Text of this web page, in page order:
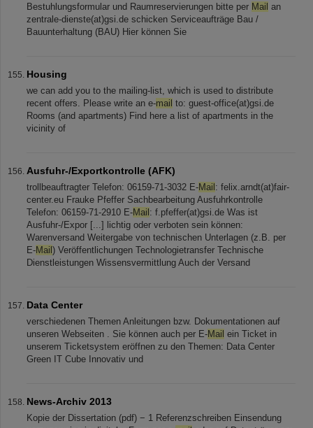
Bestuhlungsformular und Raumreservierungen bitte per Mail an
zentrale-dienste(at)gsi.de schicken Serviceaufträge Bau /
Bauunterhaltung (BAU) Hier können Sie
Housing
we can add you to the mailing-list, which is used to distribute
recent offers. Please write an e-mail to: guest-office(at)gsi.de
Rooms (and apartments) Find here a list of apartments in the
vicinity of
Ausfuhr-/Exportkontrolle (AFK)
trollbeauftragter Telefon: 06159-71-3032 E-Mail : felix.arndt(at)fair-
center.eu Frauke Pfeffer Sachbearbeitung Ausfuhrkontrolle
Telefon: 06159-71-2910 E-Mail : f.pfeffer(at)gsi.de Was ist
Ausfuhr-/Expor [...] lichtig oder verboten sein können:
Warenversand Weitergabe von technischen Unterlagen (z.B. per
E-Mail ) Veröffentlichungen Technologietransfer Technische
Dienstleistungen Wissensvermittlung Auch der Versand
Data Center
verschiedenen Themen Anleitungen bzw. Dokumentationen auf
unseren Webseiten . Sie können auch per E-Mail ein Ticket in
unserem Ticketsystem eröffnen zu den Themen: Data Center
Green IT Cube Innovativ und
News-Archiv 2013
Kopie der Dissertation (pdf) − 1 Referenzschreiben Einsendung